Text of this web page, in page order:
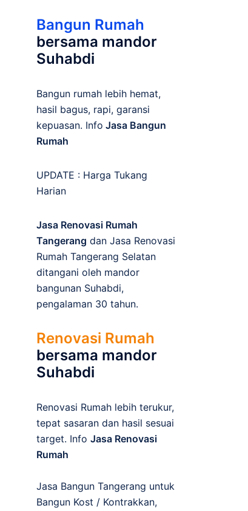
Bangun Rumah
bersama mandor
Suhabdi
Bangun rumah lebih hemat,
hasil bagus, rapi, garansi
kepuasan. Info Jasa Bangun
Rumah
UPDATE : Harga Tukang
Harian
Jasa Renovasi Rumah
Tangerang dan Jasa Renovasi
Rumah Tangerang Selatan
ditangani oleh mandor
bangunan Suhabdi,
pengalaman 30 tahun.
Renovasi Rumah
bersama mandor
Suhabdi
Renovasi Rumah lebih terukur,
tepat sasaran dan hasil sesuai
target. Info Jasa Renovasi
Rumah
Jasa Bangun Tangerang untuk
Bangun Kost / Kontrakkan,